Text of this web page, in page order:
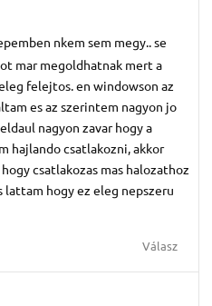
nkem sem megy.. se
mar megoldhatnak mert a
felejtos. en windowson az
es az szerintem nagyon jo
nagyon zavar hogy a
hajlando csatlakozni, akkor
csatlakozas mas halozathoz
hogy ez eleg nepszeru
Válasz